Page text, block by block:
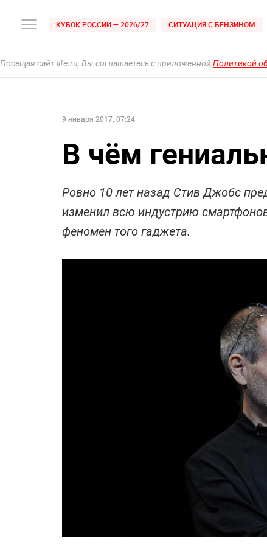
КУБОК РОССИИ — 2026/27 СИТУАЦИЯ С БЕНЗИНОМ
Посещая сайт life.ru, Вы соглашаетесь с приложеннойПолитикой
9 января 2017, 07:24
В чём
Ровно 10 лет назад Стив Джобс
изменил всю индустрию
феномен того гаджета.